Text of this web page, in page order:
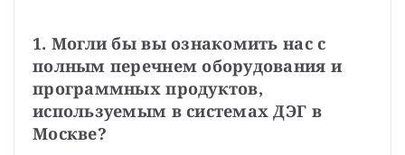
1. Могли бы вы ознакомить нас с
полным перечнем оборудования и
программных продуктов,
используемым в системах ДЭГ в
Москве?